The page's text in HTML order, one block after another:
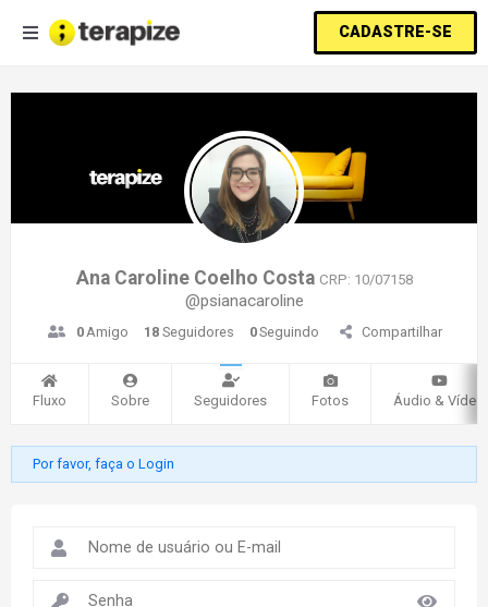
CADASTRE-SE
Ana Caroline Coelho Costa CRP: 10/07158
@psianacaroline
0Amigo 18 Seguidores 0Seguindo Compartilhar
Fluxo Sobre Seguidores Fotos Áudio & Vídeo
Por favor, faça o Login